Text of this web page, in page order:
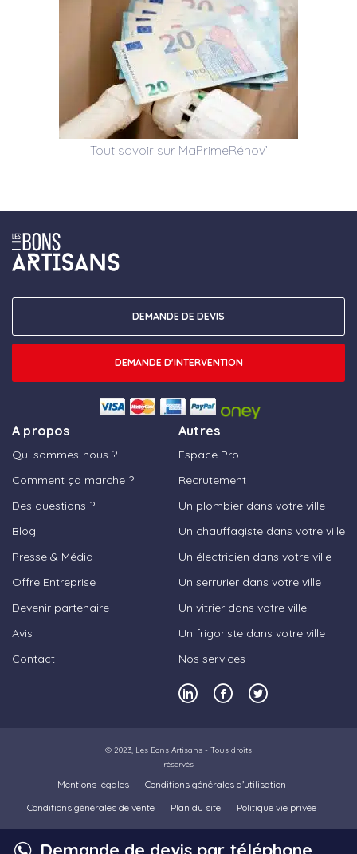
Tout savoir sur MaPrimeRénov’
A propos
Qui sommes-nous ?
Comment ça marche ?
Des questions ?
Blog
Presse & Média
Offre Entreprise
Devenir partenaire
Avis
Contact
Autres
Espace Pro
Recrutement
Un plombier dans votre ville
Un chauffagiste dans votre ville
Un électricien dans votre ville
Un serrurier dans votre ville
Un vitrier dans votre ville
Un frigoriste dans votre ville
Nos services
DEMANDE DE DEVIS
DEMANDE D'INTERVENTION
© 2023, Les Bons Artisans - Tous droits
réservés
Mentions légales
Conditions générales d’utilisation
Conditions générales de vente
Plan du site Politique vie privée
Demande de devis par téléphone